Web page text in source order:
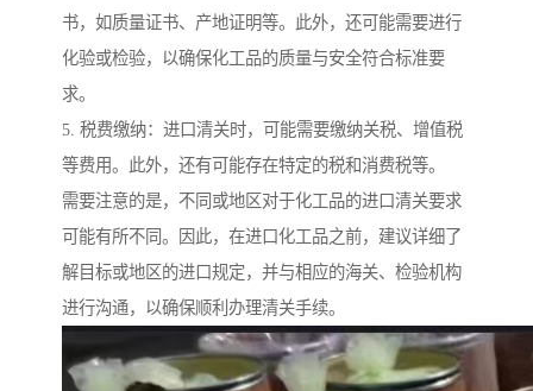
书，如质量证书、产地证明等。此外，还可能需要进行
化验或检验，以确保化工品的质量与安全符合标准要
求。
5. 税费缴纳：进口清关时，可能需要缴纳关税、增值税
等费用。此外，还有可能存在特定的税和消费税等。
需要注意的是，不同或地区对于化工品的进口清关要求
可能有所不同。因此，在进口化工品之前，建议详细了
解目标或地区的进口规定，并与相应的海关、检验机构
进行沟通，以确保顺利办理清关手续。